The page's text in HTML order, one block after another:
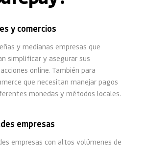
y comercios
y medianas empresas que
simplificar y asegurar sus
online. También para
que necesitan manejar pagos
monedas y métodos locales.
empresas
empresas con altos volúmenes de